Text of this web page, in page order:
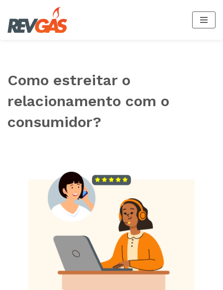
Saltar
Como estreitar o
relacionamento com o
consumidor?